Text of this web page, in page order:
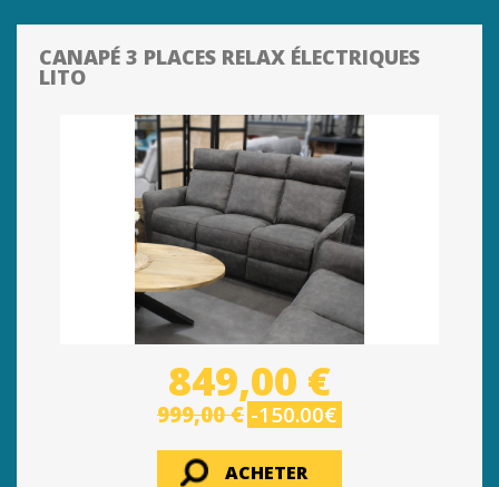
CANAPÉ 3 PLACES RELAX ÉLECTRIQUES
LITO
849,00 €
999,00 € -150.00€
ACHETER